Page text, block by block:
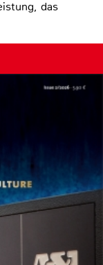
das